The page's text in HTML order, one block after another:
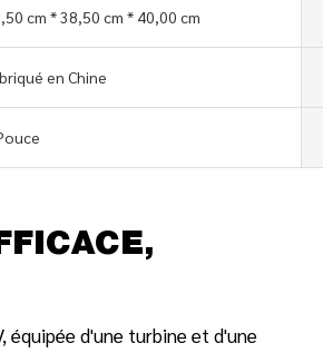
cm * 38,50 cm * 40,00 cm
en Chine
équipée d'une turbine et d'une